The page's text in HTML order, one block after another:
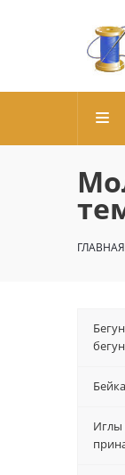
ГЛАВНАЯ
Бейка